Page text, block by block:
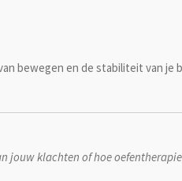
bewegen en de stabiliteit van je
jouw klachten of hoe